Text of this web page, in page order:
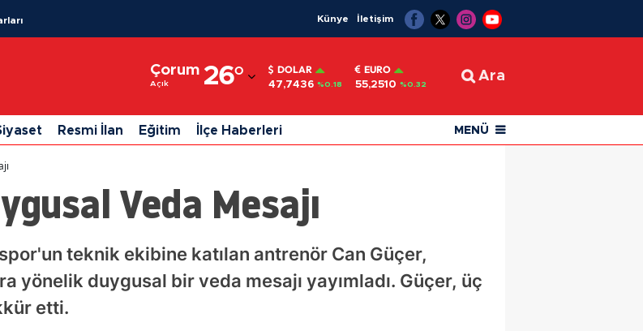
Künye İletişim
Çorum
Açık 26°
Adıyaman
Afyonkarahisar
Ağrı
Ankara
Antalya
Artvin
DOLAR
47,7436 %0.18
EURO
55,2510 %0.32
Ara
Resmi İlan Eğitim İlçe Haberleri MENÜ
Veda Mesajı
teknik ekibine katılan antrenör Can Güçer,
yönelik duygusal bir veda mesajı yayımladı. Güçer, üç
etti.